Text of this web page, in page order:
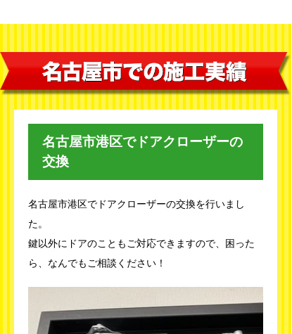
名古屋市港区でドアクローザーの
交換
名古屋市港区でドアクローザーの交換を行いまし
た。
鍵以外にドアのこともご対応できますので、困った
ら、なんでもご相談ください！